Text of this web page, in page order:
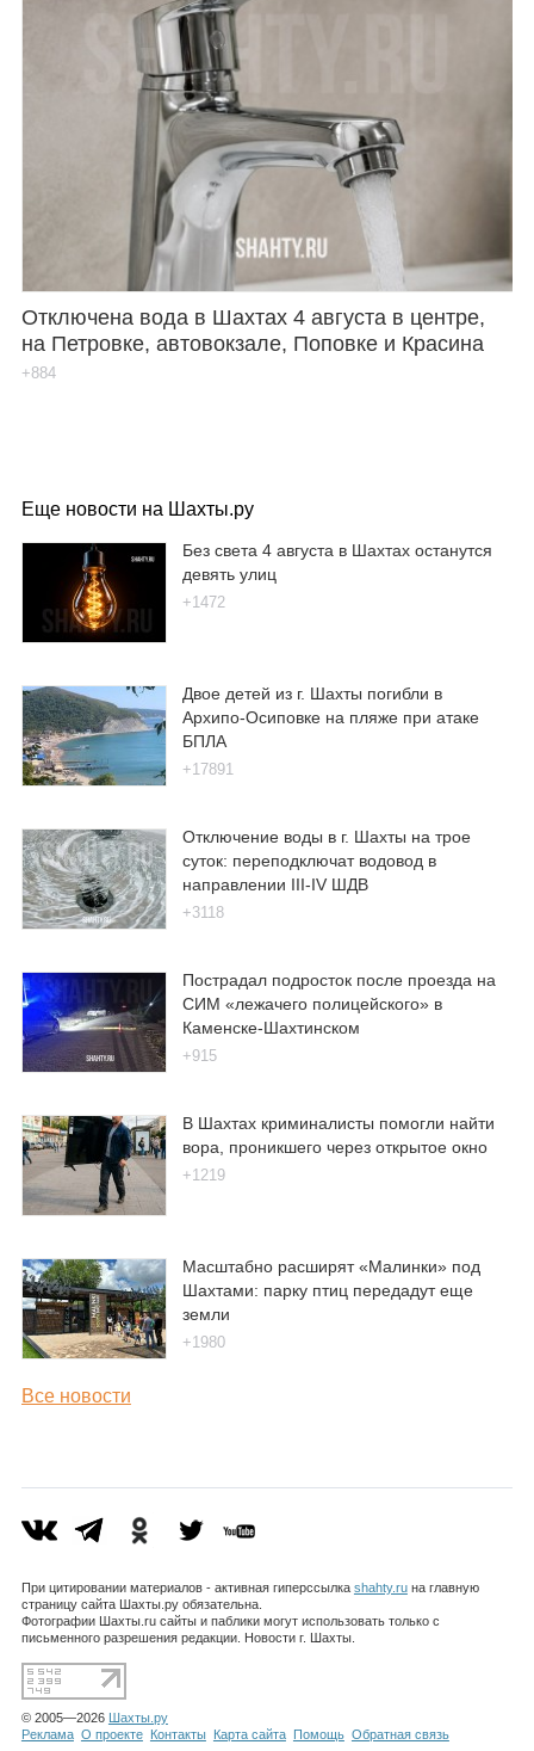
Отключена вода в Шахтах 4 августа в центре,
на Петровке, автовокзале, Поповке и Красина
+884
Еще новости на Шахты.ру
Без света 4 августа в Шахтах останутся
девять улиц
+1472
Двое детей из г. Шахты погибли в
Архипо-Осиповке на пляже при атаке
БПЛА
+17891
Отключение воды в г. Шахты на трое
суток: переподключат водовод в
направлении III-IV ШДВ
+3118
Пострадал подросток после проезда на
СИМ «лежачего полицейского» в
Каменске-Шахтинском
+915
В Шахтах криминалисты помогли найти
вора, проникшего через открытое окно
+1219
Масштабно расширят «Малинки» под
Шахтами: парку птиц передадут еще
земли
+1980
Все новости
При цитировании материалов - активная гиперссылка shahty.ruна главную
страницу сайта Шахты.ру обязательна.
Фотографии Шахты.ru сайты и паблики могут использовать только с
письменного разрешения редакции. Новости г. Шахты.
© 2005—2026 Шахты.ру
Реклама О проекте Контакты Карта сайта Помощь Обратная связь